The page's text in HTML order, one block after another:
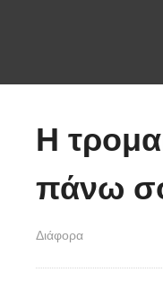
320
μια
Η
πάνω
Διάφορα